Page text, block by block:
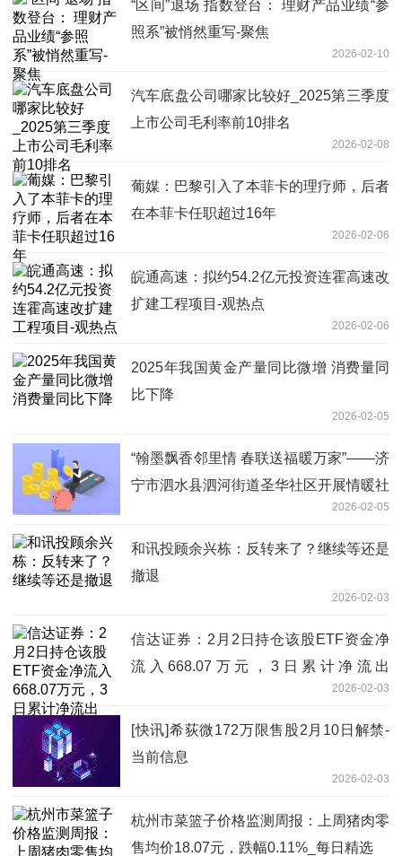
“区间”退场 指数登台： 理财产品业绩“参
照系”被悄然重写-聚焦
2026-02-10
汽车底盘公司哪家比较好_2025第三季度
上市公司毛利率前10排名
2026-02-08
葡媒：巴黎引入了本菲卡的理疗师，后者
在本菲卡任职超过16年
2026-02-06
皖通高速：拟约54.2亿元投资连霍高速改
扩建工程项目-观热点
2026-02-06
2025年我国黄金产量同比微增 消费量同
比下降
2026-02-05
“翰墨飘香邻里情 春联送福暖万家”——济
宁市泗水县泗河街道圣华社区开展情暖社
2026-02-05
和讯投顾余兴栋：反转来了？继续等还是
撤退
2026-02-03
信达证券：2月2日持仓该股ETF资金净
流入668.07万元，3日累计净流出
2026-02-03
[快讯]希荻微172万限售股2月10日解禁-
当前信息
2026-02-03
杭州市菜篮子价格监测周报：上周猪肉零
售均价18.07元，跌幅0.11%_每日精选